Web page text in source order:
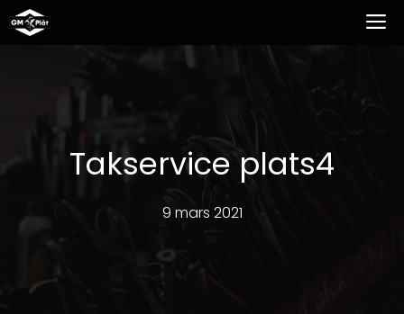
Hoppa
till
Takservice plats4
9 mars 2021